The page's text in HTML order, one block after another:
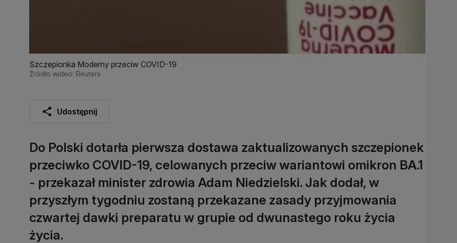
Szczepionka Moderny przeciw COVID-19
Źródło wideo: Reuters
Udostępnij
Do Polski dotarła pierwsza dostawa zaktualizowanych szczepionek
przeciwko COVID-19, celowanych przeciw wariantowi omikron BA.1
- przekazał minister zdrowia Adam Niedzielski. Jak dodał, w
przyszłym tygodniu zostaną przekazane zasady przyjmowania
czwartej dawki preparatu w grupie od dwunastego roku życia
życia.